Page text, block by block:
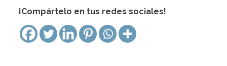
¡Compártelo en tus redes sociales!